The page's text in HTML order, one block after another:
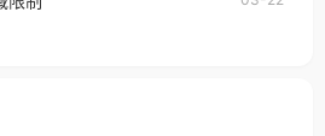
云音乐地区版权限制」的问题，无论人在